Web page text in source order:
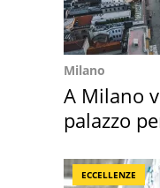
Milano
A Milano
palazzo
ECCELLENZE